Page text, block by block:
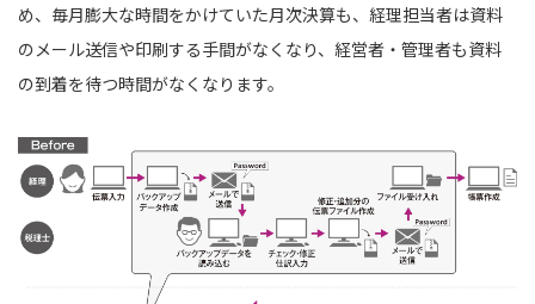
め、毎月膨大な時間をかけていた月次決算も、経理担当者は資料
のメール送信や印刷する手間がなくなり、経営者・管理者も資料
の到着を待つ時間がなくなります。